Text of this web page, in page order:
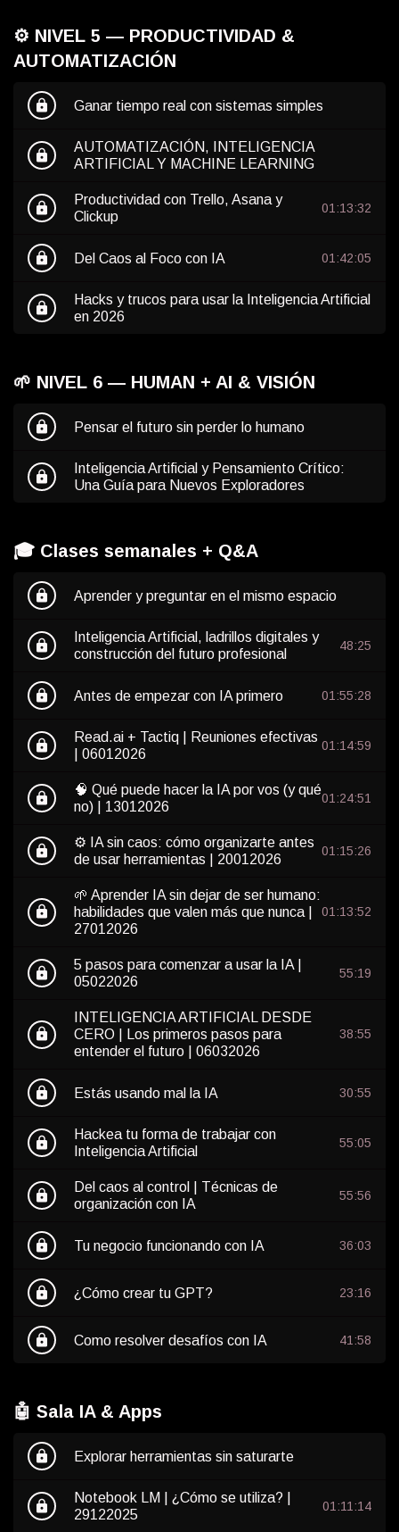
⚙️ NIVEL 5 — PRODUCTIVIDAD &
AUTOMATIZACIÓN
lock Ganar tiempo real con sistemas simples
lock
AUTOMATIZACIÓN, INTELIGENCIA
ARTIFICIAL Y MACHINE LEARNING
lock
Productividad con Trello, Asana y
Clickup
01:13:32
lock Del Caos al Foco con IA 01:42:05
lock
Hacks y trucos para usar la Inteligencia Artificial
en 2026
🌱 NIVEL 6 — HUMAN + AI & VISIÓN
lock Pensar el futuro sin perder lo humano
lock
Inteligencia Artificial y Pensamiento Crítico:
Una Guía para Nuevos Exploradores
🎓 Clases semanales + Q&A
lock Aprender y preguntar en el mismo espacio
lock
Inteligencia Artificial, ladrillos digitales y
construcción del futuro profesional
48:25
lock Antes de empezar con IA primero 01:55:28
lock
Read.ai + Tactiq | Reuniones efectivas
| 06012026
01:14:59
lock
🧠 Qué puede hacer la IA por vos (y qué
no) | 13012026
01:24:51
lock
⚙️ IA sin caos: cómo organizarte antes
de usar herramientas | 20012026
01:15:26
lock
🌱 Aprender IA sin dejar de ser humano:
habilidades que valen más que nunca |
27012026
01:13:52
lock
5 pasos para comenzar a usar la IA |
05022026
55:19
lock
INTELIGENCIA ARTIFICIAL DESDE
CERO | Los primeros pasos para
entender el futuro | 06032026
38:55
lock Estás usando mal la IA 30:55
lock
Hackea tu forma de trabajar con
Inteligencia Artificial
55:05
lock
Del caos al control | Técnicas de
organización con IA
55:56
lock Tu negocio funcionando con IA 36:03
lock ¿Cómo crear tu GPT? 23:16
lock Como resolver desafíos con IA 41:58
🤖 Sala IA & Apps
lock Explorar herramientas sin saturarte
lock
Notebook LM | ¿Cómo se utiliza? |
29122025
01:11:14